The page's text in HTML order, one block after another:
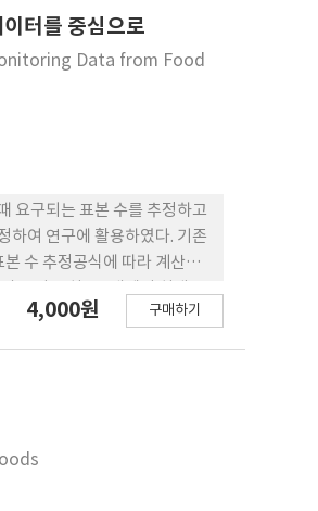
터를 중심으로
Data from Food
요구되는 표본 수를 추정하고
하여 연구에 활용하였다. 기존
수 추정공식에 따라 계산하
중 중금속 데이터의 표준편
4,000원 구매하기